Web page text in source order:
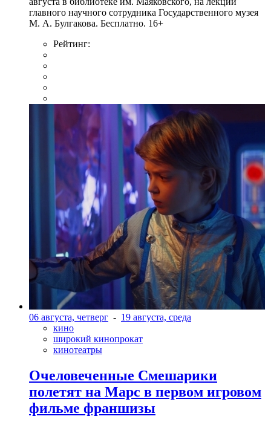
главного научного сотрудника Государственного музея
М. А. Булгакова. Бесплатно. 16+
Рейтинг:
06 августа, четверг - 19 августа, среда
кино
широкий кинопрокат
кинотеатры
Очеловеченные Смешарики
полетят на Марс в первом игровом
фильме франшизы